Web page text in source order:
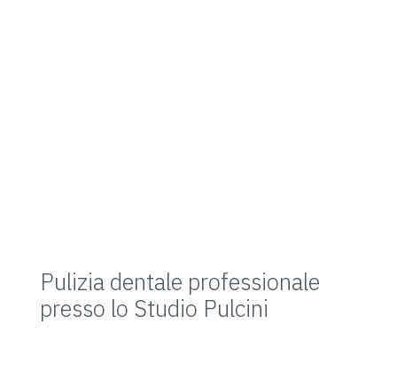
Pulizia dentale professionale
presso lo Studio Pulcini